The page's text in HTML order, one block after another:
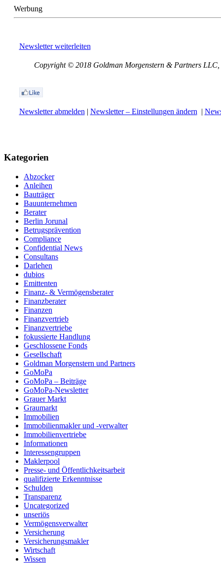
Werbung
Newsletter weiterleiten
Copyright © 2018 Goldman Morgenstern & Partners LLC,
Newsletter abmelden | Newsletter – Einstellungen ändern |
Kategorien
Abzocker
Anleihen
Bauträger
Bauunternehmen
Berater
Berlin Jorunal
Betrugsprävention
Compliance
Confidential News
Consultans
Darlehen
dubios
Emittenten
Finanz- & Vermögensberater
Finanzberater
Finanzen
Finanzvertrieb
Finanzvertriebe
fokussierte Handlung
Geschlossene Fonds
Gesellschaft
Goldman Morgenstern und Partners
GoMoPa
GoMoPa – Beiträge
GoMoPa-Newsletter
Grauer Markt
Graumarkt
Immobilien
Immobilienmakler und -verwalter
Immobilienvertriebe
Informationen
Interessengruppen
Maklerpool
Presse- und Öffentlichkeitsarbeit
qualifizierte Erkenntnisse
Schulden
Transparenz
Uncategorized
unseriös
Vermögensverwalter
Versicherung
Versicherungsmakler
Wirtschaft
Wissen